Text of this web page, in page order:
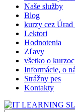
Naše služby
Blog
kurzy cez Úrad
Lektori
Hodnotenia
Zľavy
všetko o
Informácie, o
Strážny pes
Kontakty